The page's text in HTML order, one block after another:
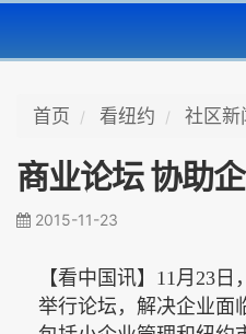
首页 看纽约 社区新
商业论坛 协助
2015-11-23
【看中国讯】 11月23日
举行论坛，解决企业面